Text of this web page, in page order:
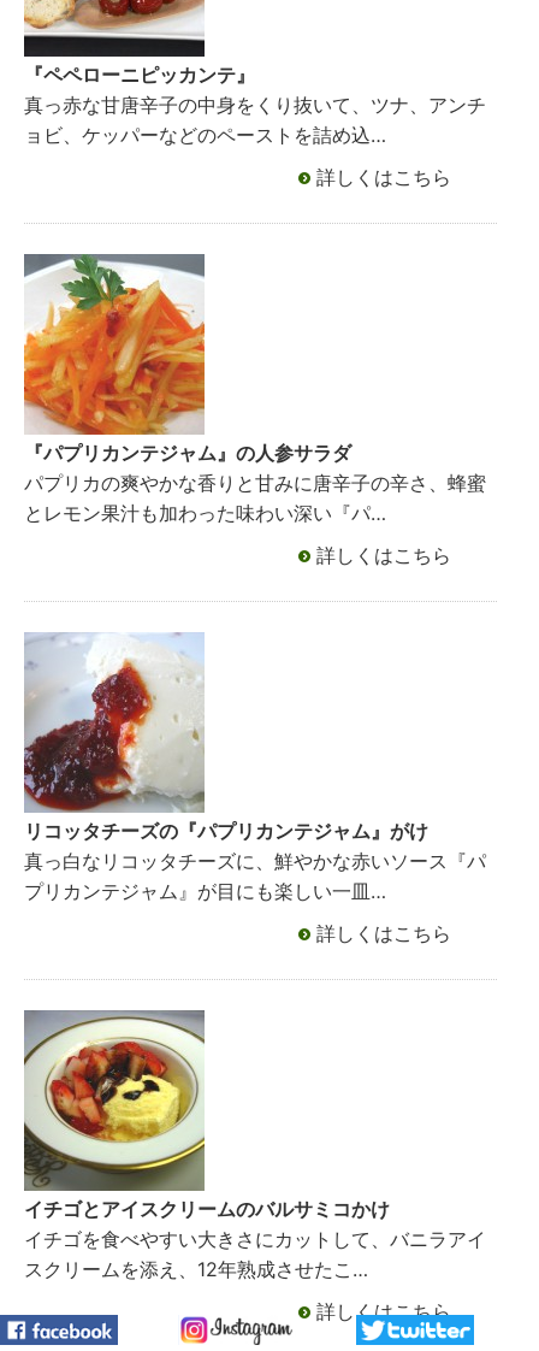
『ペペローニピッカンテ』
真っ赤な甘唐辛子の中身をくり抜いて、ツナ、アンチ
ョビ、ケッパーなどのペーストを詰め込…
詳しくはこちら
『パプリカンテジャム』の人参サラダ
パプリカの爽やかな香りと甘みに唐辛子の辛さ、蜂蜜
とレモン果汁も加わった味わい深い『パ…
詳しくはこちら
リコッタチーズの『パプリカンテジャム』がけ
真っ白なリコッタチーズに、鮮やかな赤いソース『パ
プリカンテジャム』が目にも楽しい一皿…
詳しくはこちら
イチゴとアイスクリームのバルサミコかけ
イチゴを食べやすい大きさにカットして、バニラアイ
スクリームを添え、12年熟成させたこ…
詳しくはこちら
facebook instagram